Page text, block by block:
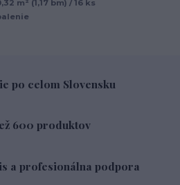
m² (1,17 bm) / 16 ks
po celom Slovensku
600 produktov
a profesionálna podpora